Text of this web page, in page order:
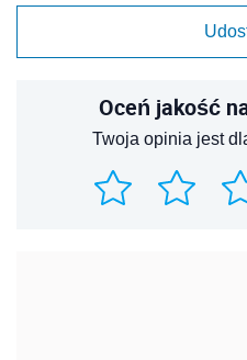
Oceń jakość
Twoja opinia jest